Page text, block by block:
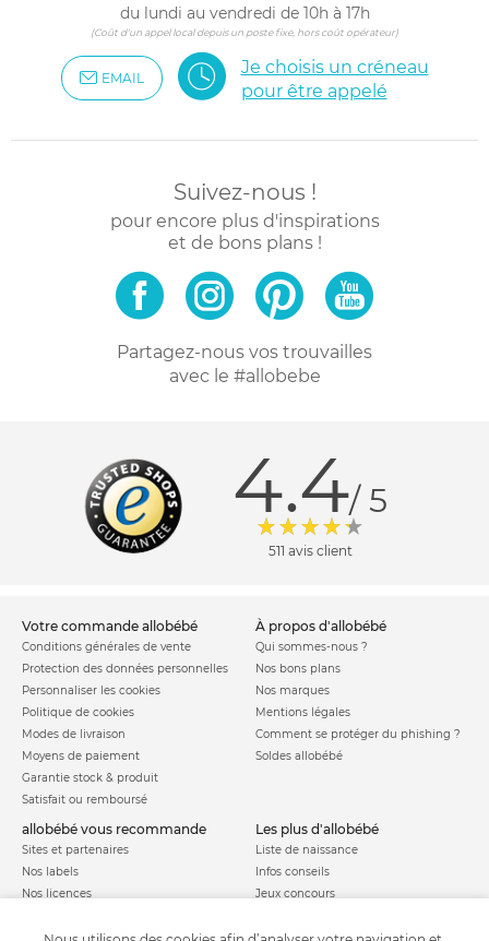
du lundi au vendredi de 10h à 17h
(Coût d'un appel local depuis un poste fixe, hors coût opérateur)
EMAIL
Je choisis un créneau
pour être appelé
Suivez-nous !
pour encore plus d'inspirations
et de bons plans !
Partagez-nous vos trouvailles
avec le #allobebe
4.4/ 5
511 avis client
votre commande allobébé
Conditions générales de vente
Protection des données personnelles
Personnaliser les cookies
Politique de cookies
Modes de livraison
Moyens de paiement
Garantie stock & produit
Satisfait ou remboursé
à propos d'allobébé
Qui sommes-nous ?
Nos bons plans
Nos marques
Mentions légales
Comment se protéger du phishing ?
Soldes allobébé
allobébé vous recommande
Sites et partenaires
Nos labels
Nos licences
les plus d'allobébé
Liste de naissance
Infos conseils
Jeux concours
Parrainage